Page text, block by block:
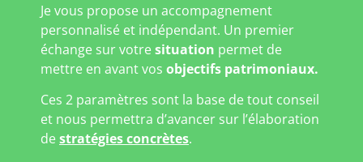
Je vous propose un accompagnement
personnalisé et indépendant. Un premier
échange sur votresituation permet de
mettre en avant vos objectifs patrimoniaux.
Ces 2 paramètres sont la base de tout conseil
et nous permettra d’avancer sur l’élaboration
destratégies concrètes.